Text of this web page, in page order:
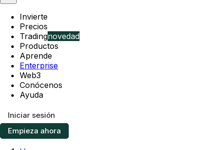
Invierte
Precios
Tradingnovedad
Productos
Aprende
Enterprise
Web3
Conócenos
Ayuda
Iniciar sesión
Empieza ahora